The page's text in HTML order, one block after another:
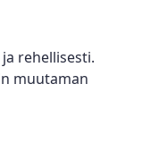
rehellisesti.
muutaman